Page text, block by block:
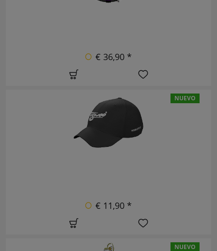
€ 36,90 *
NUEVO
€ 11,90 *
NUEVO